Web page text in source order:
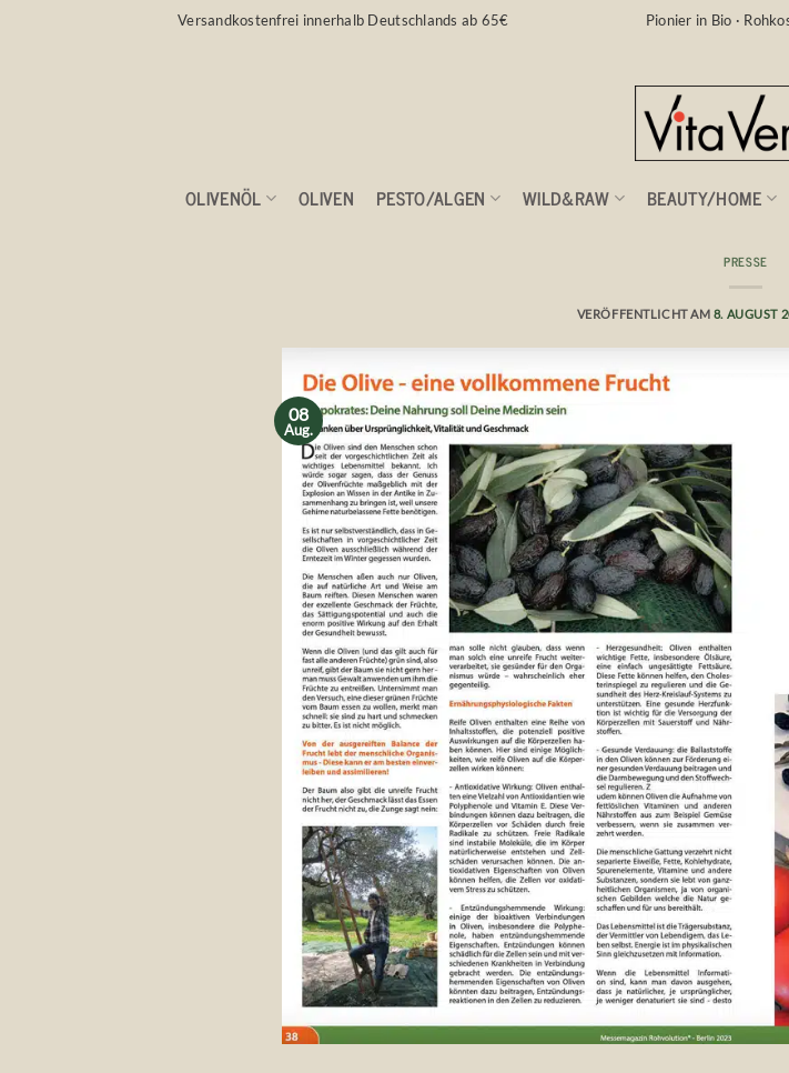
Zum
Versandkostenfrei innerhalb Deutschlands ab 65€ Pionier in Bio ·
OLIVENÖL OLIVEN PESTO/ALGEN WILD&RAW BEAUTY/HOME
PRESSE
VERÖFFENTLICHT AM 8. AUGUST
08
Aug.